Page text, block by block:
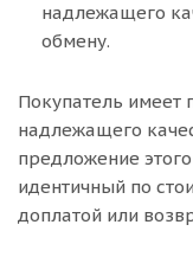
надлежащего
обмену.
Покупатель имеет
надлежащего
предложение
идентичный по
доплатой или